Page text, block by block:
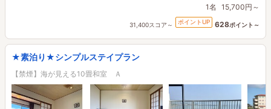
1名 15,700円～
31,400スコア～ ポイントUP 628ポイント～
★素泊り★シンプルステイプラン
【禁煙】海が見える10畳和室 Ａ